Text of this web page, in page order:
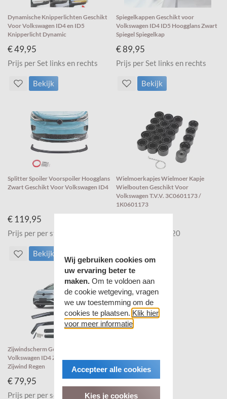
Dynamische Knipperlichten Geschikt
Voor Volkswagen ID4 en ID5
Knipperlicht Dynamic
€ 49,95
Prijs per Set links en rechts
Bekijk
Spiegelkappen Geschikt voor
Volkswagen ID4 ID5 Hoogglans Zwart
Spiegel Spiegelkap
€ 89,95
Prijs per Set links en rechts
Bekijk
Splitter Spoiler Voorspoiler Hoogglans
Zwart Geschikt Voor Volkswagen ID4
€ 119,95
Prijs per per stuk
Bekijk
Wielmoerkapjes Wielmoer Kapje
Wielbouten Geschikt Voor
Volkswagen T.V.V. 3C0601173 /
1K0601173
Prijs per set van 20
Zijwindscherm Geschikt Voor
Volkswagen ID4 Zijwindschermen
Zijwind Regen
€ 79,95
Prijs per per set
Wij gebruiken cookies om
uw ervaring beter te
maken. Om te voldoen aan
de cookie wetgeving, vragen
we uw toestemming om de
cookies te plaatsen. Klik hier
voor meer informatie
Accepteer alle cookies
Kies je cookies